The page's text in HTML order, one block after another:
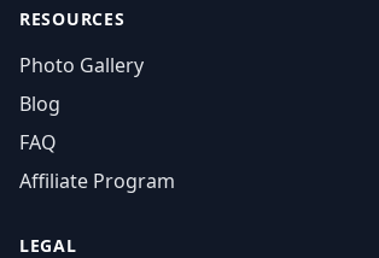
RESOURCES
Photo Gallery
Blog
FAQ
Affiliate Program
LEGAL